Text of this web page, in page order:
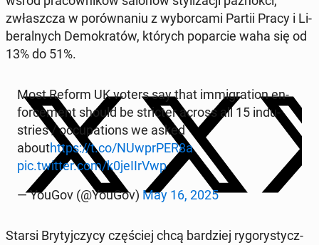
zwłasz­cza w po­rów­na­niu z wy­bor­ca­mi Partii Pracy i Li­
be­ral­nych De­mo­kra­tów, których po­par­cie waha się od
13% do 51%.
Most Reform UK voters say that im­mi­gra­tion en­
for­ce­ment should be stric­ter across all 15 in­du­
stries / oc­cu­pa­tions we asked
abouthttps://t.co/NUw­pr­PER8a
pic.twitter.com/k0je­II­rVwp
— YouGov (@YouGov) May 16, 2025
Starsi Bry­tyj­czy­cy czę­ściej chcą bar­dziej ry­go­ry­stycz­